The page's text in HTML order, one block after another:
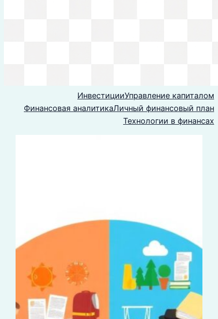
ИнвестицииУправление капиталом
Финансовая аналитикаЛичный финансовый план
Технологии в финансах